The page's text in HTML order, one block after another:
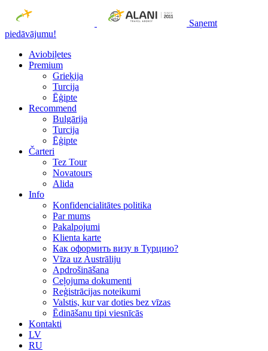
Saņemt
piedāvājumu!
Aviobiļetes
Premium
Grieķija
Turcija
Ēģipte
Recommend
Bulgārija
Turcija
Ēģipte
Čarteri
Tez Tour
Novatours
Alida
Info
Konfidencialitātes politika
Par mums
Рakalpojumi
Klienta karte
Как оформить визу в Турцию?
Vīza uz Austrāliju
Apdrošināšana
Ceļojuma dokumenti
Reģistrācijas noteikumi
Valstis, kur var doties bez vīzas
Ēdināšanu tipi viesnīcās
Kontakti
LV
RU